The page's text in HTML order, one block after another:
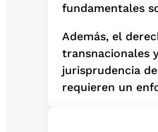
fundamentales
Además, el
transnacionales
jurisprudencia
requieren un